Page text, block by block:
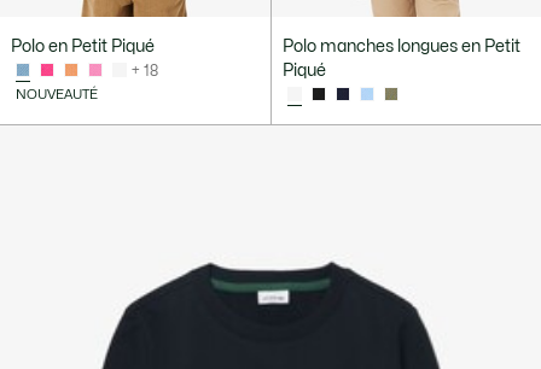
Polo en Petit Piqué
+ 18
NOUVEAUTÉ
Polo manches longues en Petit
Piqué